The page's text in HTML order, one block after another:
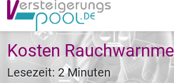
Kosten
Lesezeit: 2 Minuten